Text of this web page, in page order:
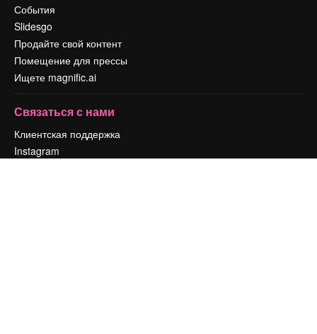
События
Slidesgo
Продайте свой контент
Помещение для прессы
Ищете magnific.ai
Связаться с нами
Клиентская поддержка
Instagram